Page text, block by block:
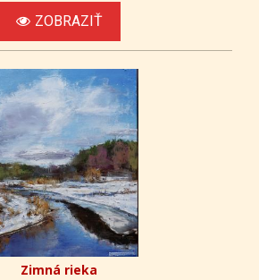
ZOBRAZIŤ
Zimná rieka